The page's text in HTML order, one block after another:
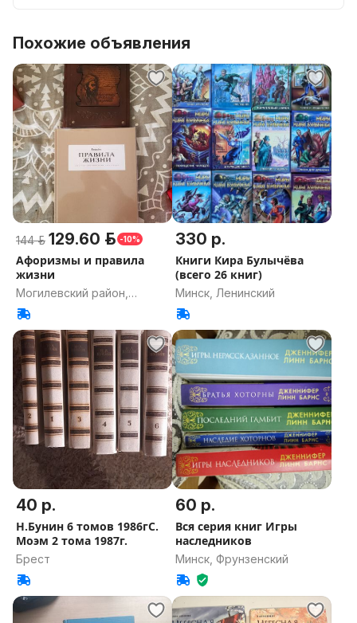
Похожие объявления
144 р. 129.60 р. -10%
Афоризмы и правила
жизни
Могилевский район,
Могилевская область
330 р.
Книги Кира Булычёва
(всего 26 книг)
Минск, Ленинский
40 р.
Н.Бунин 6 томов 1986гС.
Моэм 2 тома 1987г.
Брест
60 р.
Вся серия книг Игры
наследников
Минск, Фрунзенский